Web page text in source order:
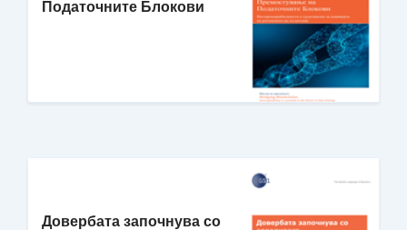
Податочните Блокови
Довербата започнува со